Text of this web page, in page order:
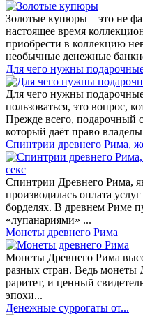
Золотые купюры – это не
настоящее время
приобрести в коллекцию
необычные денежные
​Для чего нужны
Для чего нужны
пользоваться, это вопрос,
Прежде всего, подарочный
который даёт право
Спинтрии древнего Рима,
Спинтрии Древнего Рима,
производилась оплата
борделях. В древнем Риме
«лупанариями» ...
Монеты древнего Рима
Монеты Древнего Рима
разных стран. Ведь монеты
раритет, и ценный
эпохи...
Денежные суррогаты от...